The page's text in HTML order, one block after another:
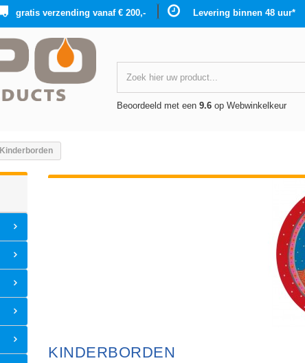
Levering binnen 48 uur*
gratis verzending vanaf € 200,-
Beoordeeld met een 9.6op Webwinkelkeur
Kinderborden
KINDERBORDEN